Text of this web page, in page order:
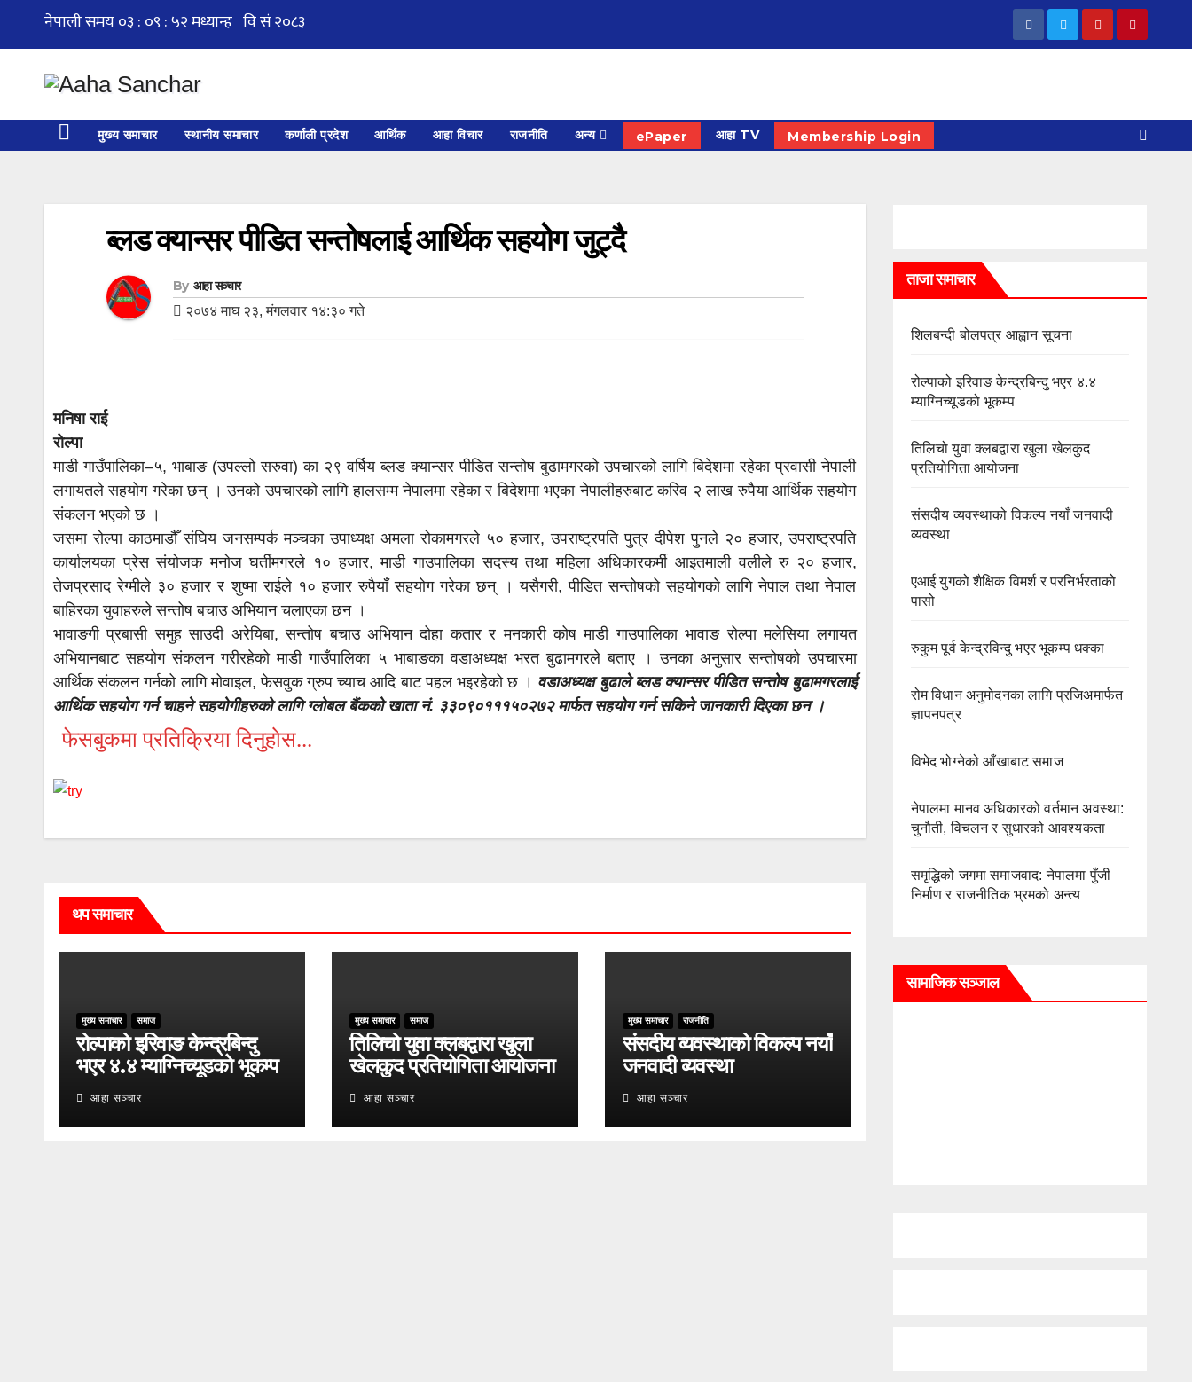
मुख्य समाचार स्थानीय समाचार कर्णाली प्रदेश आर्थिक आहा विचार राजनीति अन्य ePaper आहा TV Membership Login
ब्लड क्यान्सर पीडित सन्तोषलाई आर्थिक सहयोग जुट्दै
By आहा सञ्चार
२०७४ माघ २३, मंगलवार १४:३० गते
मनिषा राई
रोल्पा
माडी गाउँपालिका–५, भाबाङ (उपल्लो सरुवा) का २९ वर्षिय ब्लड क्यान्सर पीडित सन्तोष बुढामगरको उपचारको लागि बिदेशमा रहेका प्रवासी नेपाली
लगायतले सहयोग गरेका छन् । उनको उपचारको लागि हालसम्म नेपालमा रहेका र बिदेशमा भएका नेपालीहरुबाट करिव २ लाख रुपैया आर्थिक सहयोग
संकलन भएको छ ।
जसमा रोल्पा काठमाडौँ संघिय जनसम्पर्क मञ्चका उपाध्यक्ष अमला रोकामगरले ५० हजार, उपराष्ट्रपति पुत्र दीपेश पुनले २० हजार, उपराष्ट्रपति
कार्यालयका प्रेस संयोजक मनोज घर्तीमगरले १० हजार, माडी गाउपालिका सदस्य तथा महिला अधिकारकर्मी आइतमाली वलीले रु २० हजार,
तेजप्रसाद रेग्मीले ३० हजार र शुष्मा राईले १० हजार रुपैयाँ सहयोग गरेका छन् । यसैगरी, पीडित सन्तोषको सहयोगको लागि नेपाल तथा नेपाल
बाहिरका युवाहरुले सन्तोष बचाउ अभियान चलाएका छन ।
भावाङगी प्रबासी समुह साउदी अरेयिबा, सन्तोष बचाउ अभियान दोहा कतार र मनकारी कोष माडी गाउपालिका भावाङ रोल्पा मलेसिया लगायत
अभियानबाट सहयोग संकलन गरीरहेको माडी गाउँपालिका ५ भाबाङका वडाअध्यक्ष भरत बुढामगरले बताए । उनका अनुसार सन्तोषको उपचारमा
आर्थिक संकलन गर्नको लागि मोवाइल, फेसवुक ग्रुप च्याच आदि बाट पहल भइरहेको छ । वडाअध्यक्ष बुढाले ब्लड क्यान्सर पीडित सन्तोष बुढामगरलाई
आर्थिक सहयोग गर्न चाहने सहयोगीहरुको लागि ग्लोबल बैंकको खाता नं. ३३०९०१११५०२७२ मार्फत सहयोग गर्न सकिने जानकारी दिएका छन ।
फेसबुकमा प्रतिक्रिया दिनुहोस...
थप समाचार
मुख्य समाचार समाज
रोल्पाको इरिवाङ केन्द्रबिन्दु
भएर ४.४ म्याग्निच्यूडको भूकम्प
आहा सञ्चार
मुख्य समाचार समाज
तिलिचो युवा क्लबद्वारा खुला
खेलकुद प्रतियोगिता आयोजना
आहा सञ्चार
मुख्य समाचार राजनीति
संसदीय व्यवस्थाको विकल्प नयाँ
जनवादी व्यवस्था
आहा सञ्चार
ताजा समाचार
शिलबन्दी बोलपत्र आह्वान सूचना
रोल्पाको इरिवाङ केन्द्रबिन्दु भएर ४.४
म्याग्निच्यूडको भूकम्प
तिलिचो युवा क्लबद्वारा खुला खेलकुद
प्रतियोगिता आयोजना
संसदीय व्यवस्थाको विकल्प नयाँ जनवादी
व्यवस्था
एआई युगको शैक्षिक विमर्श र परनिर्भरताको
पासो
रुकुम पूर्व केन्द्रविन्दु भएर भूकम्प धक्का
रोम विधान अनुमोदनका लागि प्रजिअमार्फत
ज्ञापनपत्र
विभेद भोग्नेको आँखाबाट समाज
नेपालमा मानव अधिकारको वर्तमान अवस्था:
चुनौती, विचलन र सुधारको आवश्यकता
समृद्धिको जगमा समाजवाद: नेपालमा पुँजी
निर्माण र राजनीतिक भ्रमको अन्त्य
सामाजिक सञ्जाल